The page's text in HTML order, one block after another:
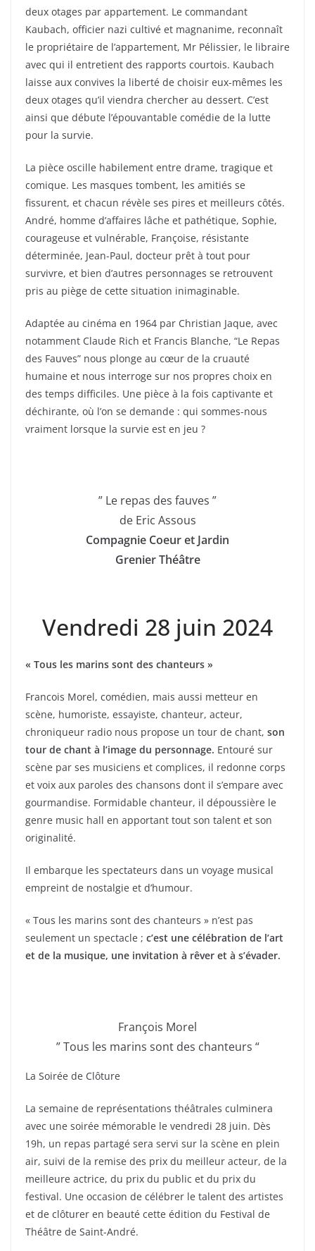
deux otages par appartement. Le commandant
Kaubach, officier nazi cultivé et magnanime, reconnaît
le propriétaire de l’appartement, Mr Pélissier, le libraire
avec qui il entretient des rapports courtois. Kaubach
laisse aux convives la liberté de choisir eux-mêmes les
deux otages qu’il viendra chercher au dessert. C’est
ainsi que débute l’épouvantable comédie de la lutte
pour la survie.
La pièce oscille habilement entre drame, tragique et
comique. Les masques tombent, les amitiés se
fissurent, et chacun révèle ses pires et meilleurs côtés.
André, homme d’affaires lâche et pathétique, Sophie,
courageuse et vulnérable, Françoise, résistante
déterminée, Jean-Paul, docteur prêt à tout pour
survivre, et bien d’autres personnages se retrouvent
pris au piège de cette situation inimaginable.
Adaptée au cinéma en 1964 par Christian Jaque, avec
notamment Claude Rich et Francis Blanche, “Le Repas
des Fauves” nous plonge au cœur de la cruauté
humaine et nous interroge sur nos propres choix en
des temps difficiles. Une pièce à la fois captivante et
déchirante, où l’on se demande : qui sommes-nous
vraiment lorsque la survie est en jeu ?
” Le repas des fauves ”
de Eric Assous
Compagnie Coeur et Jardin
Grenier Théâtre
Vendredi 28 juin 2024
« Tous les marins sont des chanteurs »
Francois Morel, comédien, mais aussi metteur en
scène, humoriste, essayiste, chanteur, acteur,
chroniqueur radio nous propose un tour de chant, son
tour de chant à l’image du personnage. Entouré sur
scène par ses musiciens et complices, il redonne corps
et voix aux paroles des chansons dont il s’empare avec
gourmandise. Formidable chanteur, il dépoussière le
genre music hall en apportant tout son talent et son
originalité.
Il embarque les spectateurs dans un voyage musical
empreint de nostalgie et d’humour.
« Tous les marins sont des chanteurs » n’est pas
seulement un spectacle ; c’est une célébration de l’art
et de la musique, une invitation à rêver et à s’évader.
François Morel
” Tous les marins sont des chanteurs “
La Soirée de Clôture
La semaine de représentations théâtrales culminera
avec une soirée mémorable le vendredi 28 juin. Dès
19h, un repas partagé sera servi sur la scène en plein
air, suivi de la remise des prix du meilleur acteur, de la
meilleure actrice, du prix du public et du prix du
festival. Une occasion de célébrer le talent des artistes
et de clôturer en beauté cette édition du Festival de
Théâtre de Saint-André.